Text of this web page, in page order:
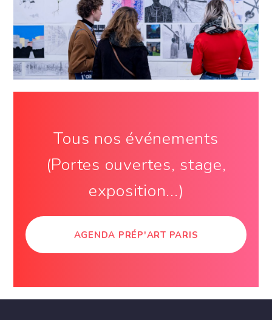
Tous nos événements
(Portes ouvertes, stage,
exposition...)
AGENDA PRÉP'ART PARIS